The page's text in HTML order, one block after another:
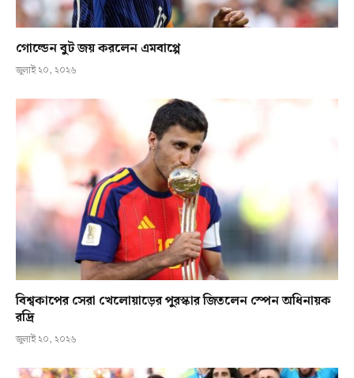
গোল্ডেন বুট জয় করলেন এমবাপ্পে
জুলাই ২০, ২০২৬
বিশ্বকাপের সেরা খেলোয়াড়ের পুরস্কার জিতলেন স্পেন অধিনায়ক
রদ্রি
জুলাই ২০, ২০২৬